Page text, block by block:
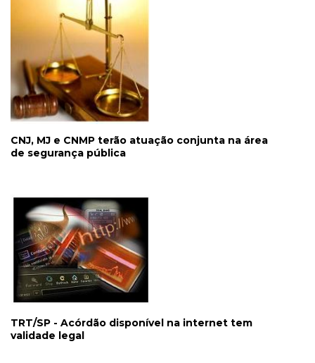
CNJ, MJ e CNMP terão atuação conjunta na área
de segurança pública
TRT/SP - Acórdão disponível na internet tem
validade legal